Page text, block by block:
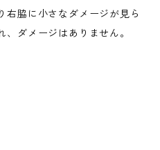
脇に小さなダメージが見ら
ダメージはありません。